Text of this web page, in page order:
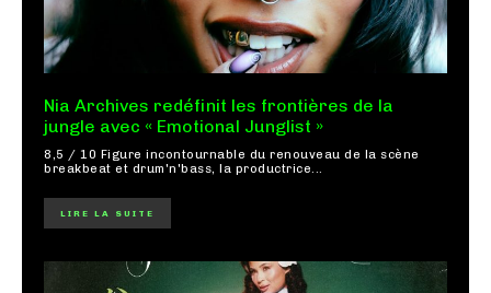
Nia Archives redéfinit les frontières de la
jungle avec « Emotional Junglist »
8,5 / 10 Figure incontournable du renouveau de la scène
breakbeat et drum'n'bass, la productrice...
LIRE LA SUITE